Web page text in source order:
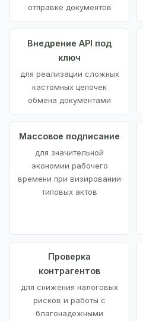
отправке документов
Внедрение API под
ключ
для реализации сложных
кастомных цепочек
обмена документами
Массовое подписание
для значительной
экономии рабочего
времени при визировании
типовых актов
Проверка
контрагентов
для снижения налоговых
рисков и работы с
благонадежными